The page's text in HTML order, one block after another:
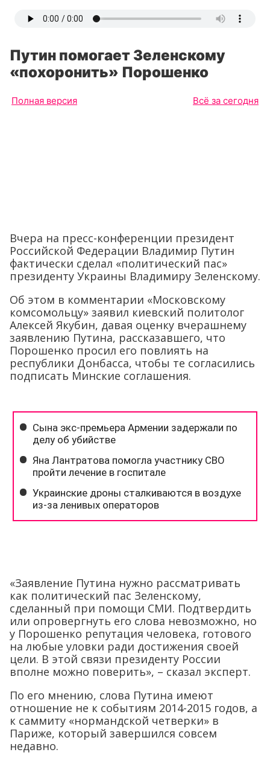
Путин помогает Зеленскому
«похоронить» Порошенко
Полная версия Всё за сегодня
Вчера на пресс-конференции президент
Российской Федерации Владимир Путин
фактически сделал «политический пас»
президенту Украины Владимиру Зеленскому.
Об этом в комментарии «Московскому
комсомольцу» заявил киевский политолог
Алексей Якубин, давая оценку вчерашнему
заявлению Путина, рассказавшего, что
Порошенко просил его повлиять на
республики Донбасса, чтобы те согласились
подписать Минские соглашения.
«Заявление Путина нужно рассматривать
как политический пас Зеленскому,
сделанный при помощи СМИ. Подтвердить
или опровергнуть его слова невозможно, но
у Порошенко репутация человека, готового
на любые уловки ради достижения своей
цели. В этой связи президенту России
вполне можно поверить», – сказал эксперт.
По его мнению, слова Путина имеют
отношение не к событиям 2014-2015 годов, а
к саммиту «нормандской четверки» в
Париже, который завершился совсем
недавно.